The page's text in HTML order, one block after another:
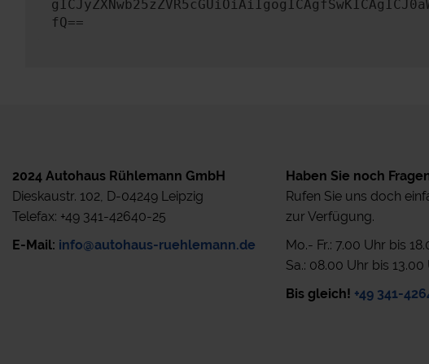
fQ==
2024 Autohaus Rühlemann GmbH
Dieskaustr. 102, D-04249 Leipzig
Telefax: +49 341-42640-25
E-Mail: info@autohaus-ruehlemann.de
Haben Sie noch
Rufen Sie uns doch
zur Verfügung.
Mo.- Fr.: 7.00 Uhr bis
Sa.: 08.00 Uhr bis 13.00
Bis gleich! +49 341-